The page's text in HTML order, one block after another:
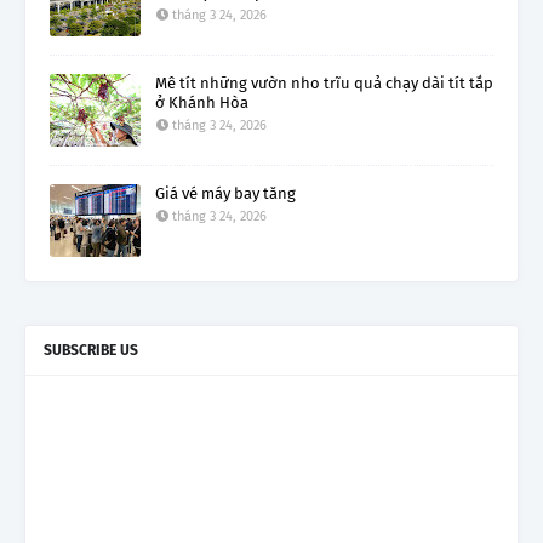
tháng 3 24, 2026
Mê tít những vườn nho trĩu quả chạy dài tít tắp
ở Khánh Hòa
tháng 3 24, 2026
Giá vé máy bay tăng
tháng 3 24, 2026
SUBSCRIBE US